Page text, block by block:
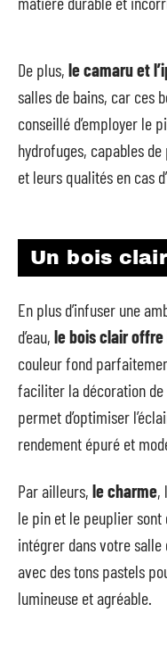
De plus, le camaru et
salles de bains, car ces
conseillé d’employer le
hydrofuges, capables
et leurs qualités en cas
Un bois clair
En plus d’infuser une
d’eau, le bois clair offre
couleur fond
faciliter la décoration de
permet d’optimiser
rendement épuré et
Par ailleurs, le charme,
le pin et le peuplier sont
intégrer dans votre salle
avec des tons pastels
lumineuse et agréable.